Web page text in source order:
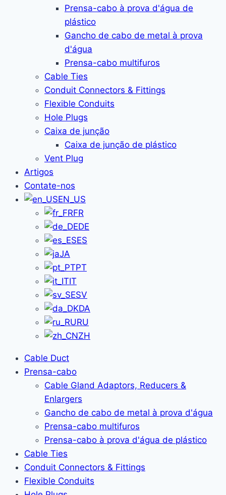
Prensa-cabo à prova d'água de
plástico
Gancho de cabo de metal à prova
d'água
Prensa-cabo multifuros
Cable Ties
Conduit Connectors & Fittings
Flexible Conduits
Hole Plugs
Caixa de junção
Caixa de junção de plástico
Vent Plug
Artigos
Contate-nos
EN_US
FR
DE
ES
JA
PT
IT
SV
DA
RU
ZH
Cable Duct
Prensa-cabo
Cable Gland Adaptors, Reducers &
Enlargers
Gancho de cabo de metal à prova d'água
Prensa-cabo multifuros
Prensa-cabo à prova d'água de plástico
Cable Ties
Conduit Connectors & Fittings
Flexible Conduits